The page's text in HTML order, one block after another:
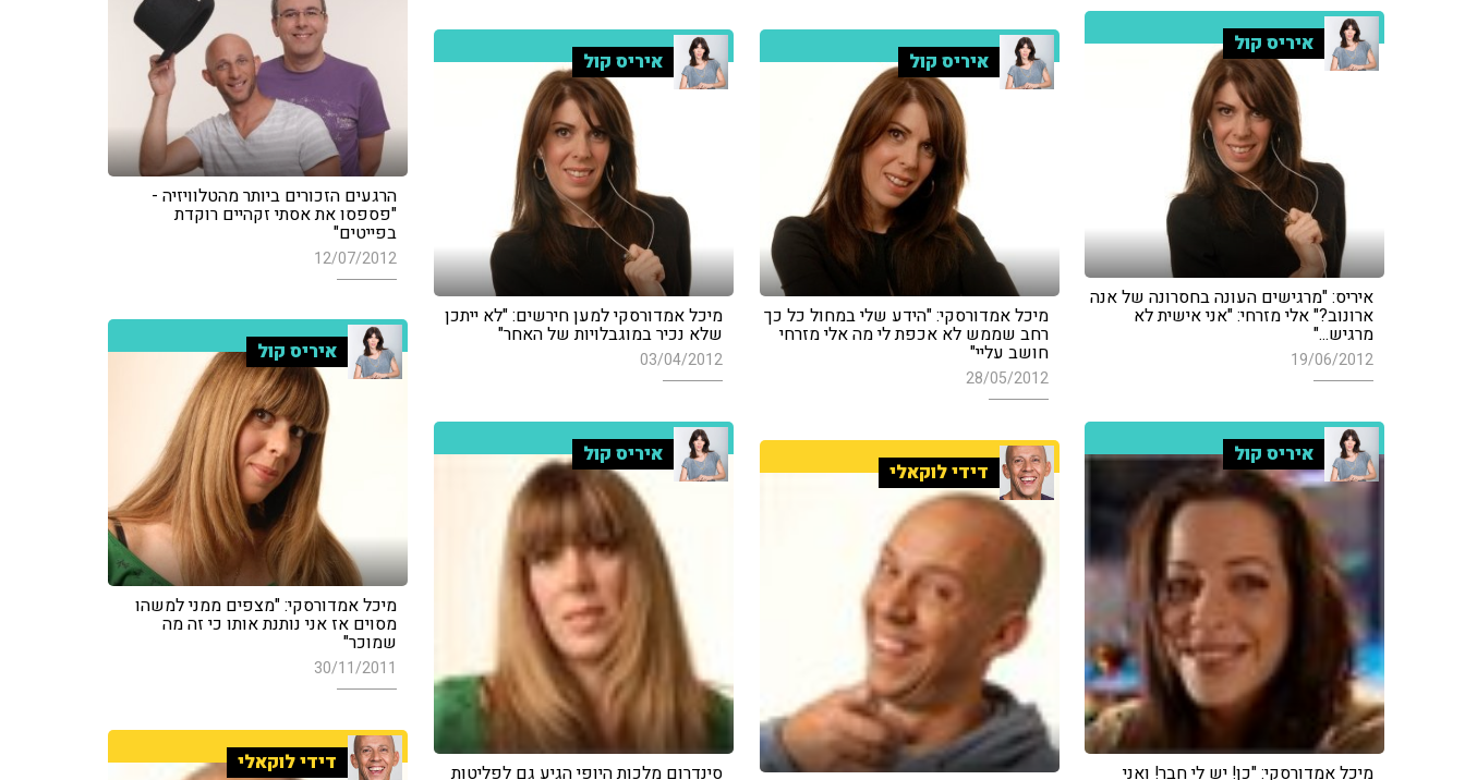
הרגעים הזכורים ביותר מהטלוויזיה -
"פספסו את אסתי זקהיים רוקדת
בפייטים"
12/07/2012
איריס קול
איריס: "מרגישים העונה בחסרונה של אנה
ארונוב?" אלי מזרחי: "אני אישית לא
מרגיש..."
19/06/2012
איריס קול
מיכל אמדורסקי: "הידע שלי במחול כל כך
רחב שממש לא אכפת לי מה אלי מזרחי
חושב עליי"
28/05/2012
איריס קול
מיכל אמדורסקי למען חירשים: "לא ייתכן
שלא נכיר במוגבלויות של האחר"
03/04/2012 איריס קול
מיכל אמדורסקי: "מצפים ממני למשהו
מסוים אז אני נותנת אותו כי זה מה
שמוכר"
30/11/2011
איריס קול
מיכל אמדורסקי: "כן! יש לי חבר! ואני
איריס קול
סינדרום מלכות היופי הגיע גם לפליטות
דידי לוקאלי
דידי לוקאלי